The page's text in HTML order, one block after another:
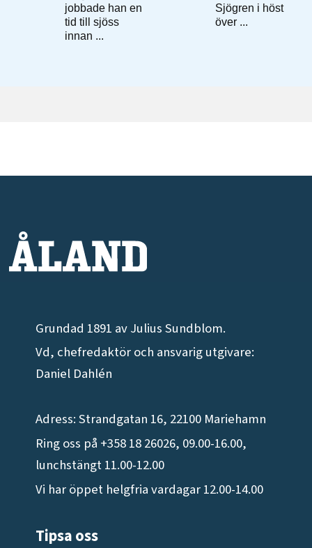
Grundad 1891 av Julius Sundblom.
Vd, chefredaktör och ansvarig utgivare:
Daniel Dahlén
Adress: Strandgatan 16, 22100 Mariehamn
Ring oss på +358 18 26026, 09.00-16.00,
lunchstängt 11.00-12.00
Vi har öppet helgfria vardagar 12.00-14.00
Tipsa oss